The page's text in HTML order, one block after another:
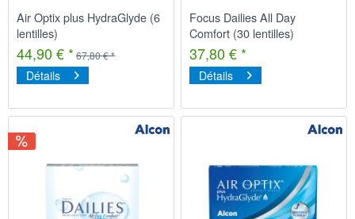
Air Optix plus HydraGlyde (6
lentilles)
44,90 € * 67,80 € *
Détails
Focus Dailies All Day
Comfort (30 lentilles)
37,80 € *
Détails